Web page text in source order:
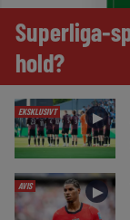
Superliga-
hold?
EKSKLUSIVT ►
AVIS ►